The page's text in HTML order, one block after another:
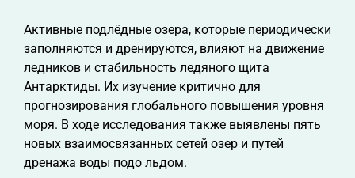
Активные подлёдные озера, которые периодически
заполняются и дренируются, влияют на движение
ледников и стабильность ледяного щита
Антарктиды. Их изучение критично для
прогнозирования глобального повышения уровня
моря. В ходе исследования также выявлены пять
новых взаимосвязанных сетей озер и путей
дренажа воды подо льдом.